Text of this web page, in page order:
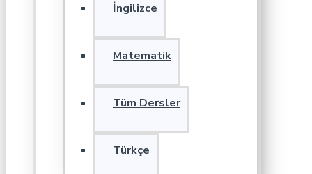
İngilizce
Matematik
Tüm Dersler
Türkçe